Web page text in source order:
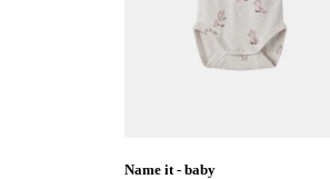
name it - baby